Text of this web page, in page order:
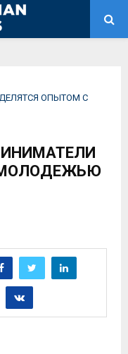
ОПЫТОМ С